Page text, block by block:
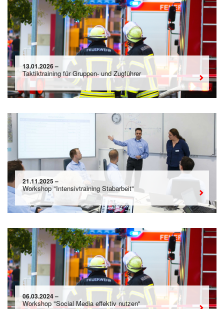
13.01.2026 –
Taktiktraining für Gruppen- und Zugführer
21.11.2025 –
Workshop "Intensivtraining Stabarbeit"
06.03.2024 –
Workshop "Social Media effektiv nutzen"